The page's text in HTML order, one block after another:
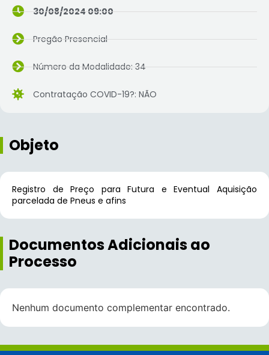
30/08/2024 09:00
Pregão Presencial
Número da Modalidade: 34
Contratação COVID-19?: NÃO
Objeto
Registro de Preço para Futura e Eventual Aquisição
parcelada de Pneus e afins
Documentos Adicionais ao
Processo
Nenhum documento complementar encontrado.